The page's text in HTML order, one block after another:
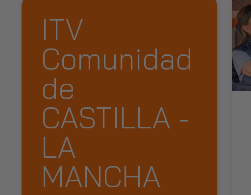
ITV
Comunidad
de
CASTILLA -
LA
MANCHA